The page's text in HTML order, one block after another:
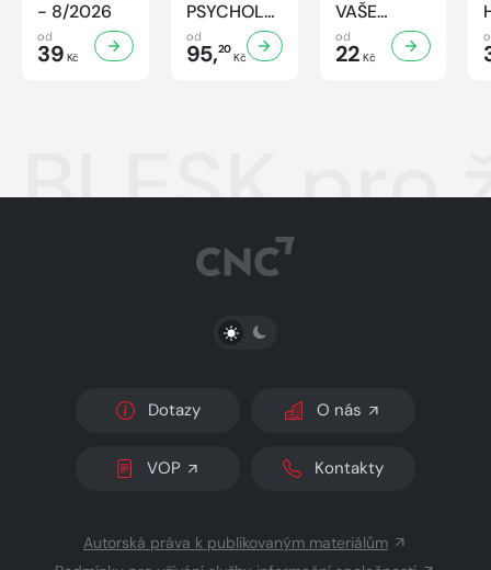
- 8/2026
od
39 Kč
PSYCHOLOGIE
- 8/2026
od
95,20
Kč
VAŠE
RECEPTY -
8/2026
od
22 Kč
BLESK
PŘEPNOUT SVĚTLÝ/TMAVÝ REŽIM
Dotazy O nás
VOP Kontakty
Autorská práva k publikovaným materiálům